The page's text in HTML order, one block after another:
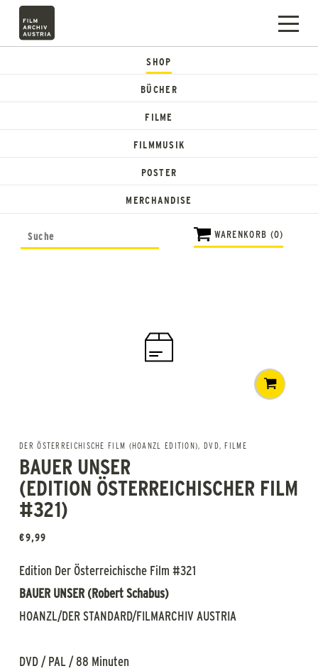
SHOP
BÜCHER
FILME
FILMMUSIK
POSTER
MERCHANDISE
WARENKORB (0)
DER ÖSTERREICHISCHE FILM (HOANZL EDITION), DVD,FILME
BAUER UNSER
(EDITION ÖSTERREICHISCHER FILM
#321)
€9,99
Edition Der Österreichische Film #321
BAUER UNSER (Robert Schabus)
HOANZL/DER STANDARD/FILMARCHIV AUSTRIA
DVD / PAL / 88 Minuten